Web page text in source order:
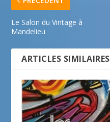
Le Salon du Vintage à
Mandelieu
ARTICLES SIMILAIRES